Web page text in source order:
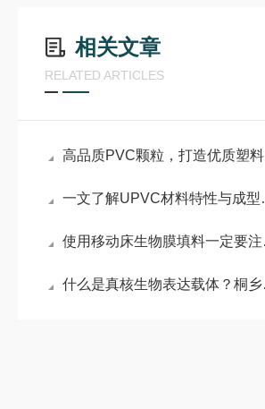
相关文章
RELATED ARTICLES
高品质PVC颗粒，打造优质塑料制品的核心基石
一文了解UPVC材料特性与成型要点
使用移动床生物膜填料一定要注意什么
什么是真核生物表达载体？桐乡小老板来为你揭秘